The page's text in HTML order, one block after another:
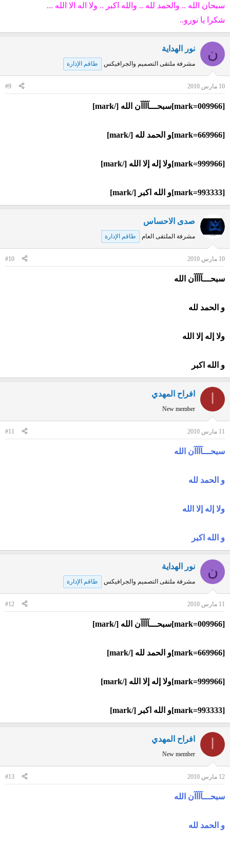
سبحان الله .. والحمد لله .. والله اكبر .. ولا اله الا الله ...
شكرا يا نورو..
ن نور الهداية
مشرفة ملتقى التصميم والجرافيكس طاقم الإدارة
10 مارس 2010 #9
[mark=009966]سبحـــآآآآن الله [/mark]
[mark=669966]و الحمد لله [/mark]
[mark=999966]ولا إله إلا الله [/mark]
[mark=993333]و الله اكبر [/mark]
صدى الاحساس
مشرفة الملتقى العام طاقم الإدارة
10 مارس 2010 #10
سبحـــآآآآن الله
و الحمد لله
ولا إله إلا الله
و الله اكبر
افراح المهدي
New member
11 مارس 2010 #11
سبحـــآآآآن الله
و الحمد لله
ولا إله إلا الله
و الله اكبر
ن نور الهداية
مشرفة ملتقى التصميم والجرافيكس طاقم الإدارة
11 مارس 2010 #12
[mark=009966]سبحـــآآآآن الله [/mark]
[mark=669966]و الحمد لله [/mark]
[mark=999966]ولا إله إلا الله [/mark]
[mark=993333]و الله اكبر [/mark]
افراح المهدي
New member
12 مارس 2010 #13
سبحـــآآآآن الله
و الحمد لله